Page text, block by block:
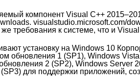
компонент Visual C++
visualstudio.microsoft.com/
требования к системе, что и
установку на Windows 10
обновления 1 (SP1), Windows
2 (SP2), Windows Server
для поддержки приложений,